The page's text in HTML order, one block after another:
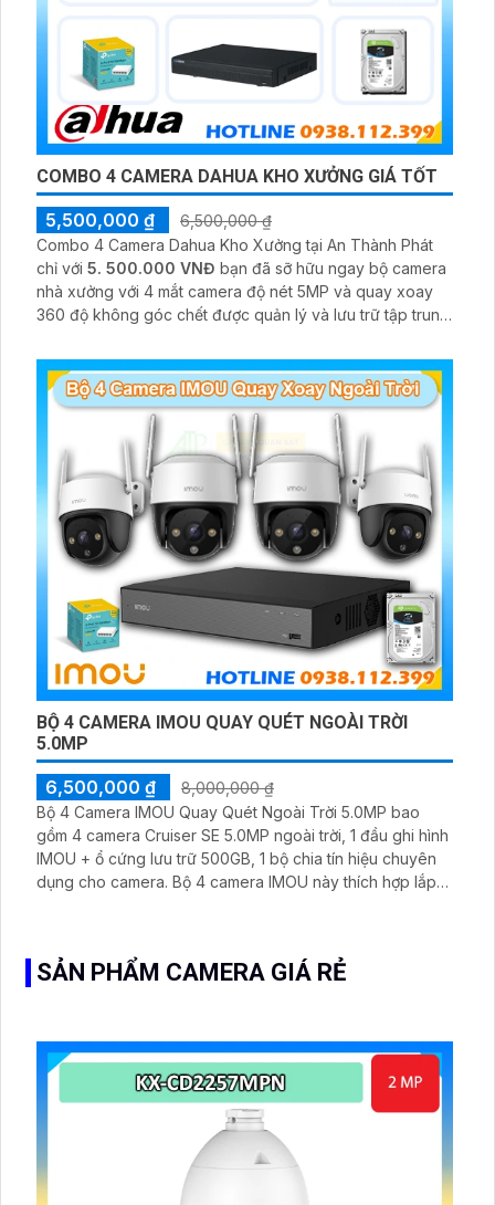
COMBO 4 CAMERA DAHUA KHO XƯỞNG GIÁ TỐT
5,500,000 ₫
6,500,000 ₫
Combo 4 Camera Dahua Kho Xưởng tại An Thành Phát
chỉ với 5. 500.000 VNĐ bạn đã sỡ hữu ngay bộ camera
nhà xưởng với 4 mắt camera độ nét 5MP và quay xoay
360 độ không góc chết được quản lý và lưu trữ tập trung
BỘ 4 CAMERA IMOU QUAY QUÉT NGOÀI TRỜI
5.0MP
6,500,000 ₫
8,000,000 ₫
Bộ 4 Camera IMOU Quay Quét Ngoài Trời 5.0MP bao
gồm 4 camera Cruiser SE 5.0MP ngoài trời, 1 đầu ghi hình
IMOU + ổ cứng lưu trữ 500GB, 1 bộ chia tín hiệu chuyên
dụng cho camera. Bộ 4 camera IMOU này thích hợp lắp
SẢN PHẨM CAMERA GIÁ RẺ